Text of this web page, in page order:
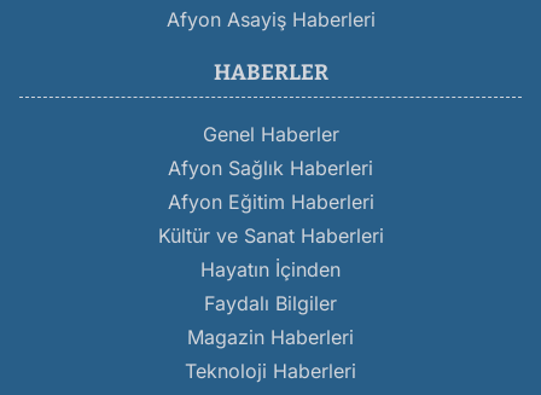
Afyon Asayiş Haberleri
HABERLER
Genel Haberler
Afyon Sağlık Haberleri
Afyon Eğitim Haberleri
Kültür ve Sanat Haberleri
Hayatın İçinden
Faydalı Bilgiler
Magazin Haberleri
Teknoloji Haberleri